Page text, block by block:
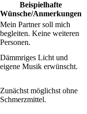
Beispielhafte
Wünsche/Anmerkungen
Mein Partner soll mich
begleiten. Keine weiteren
Personen.
Dämmriges Licht und
eigene Musik erwünscht.
Zunächst möglichst ohne
Schmerzmittel.